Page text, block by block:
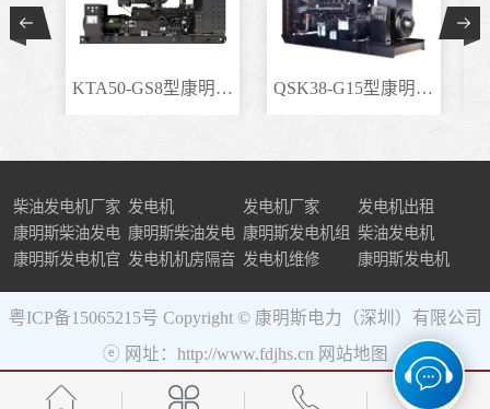
KTA50-GS8型康明斯柴.. QSK38-G15型康明斯柴..
柴油发电机厂家 发电机 发电机厂家
发电机出租
康明斯柴油发电
机组
康明斯柴油发电
机
康明斯发电机组 柴油发电机
康明斯发电机官 发电机机房隔音 发电机维修 康明斯发电机
粤ICP备15065215号 Copyright © 康明斯电力（深圳）有限公司
ⓔ 网址：http://www.fdjhs.cn 网站地图